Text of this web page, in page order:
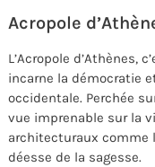
Acropole
L’Acropole d’Athènes,
incarne la démocratie
occidentale. Perchée
vue imprenable sur la
architecturaux comme
déesse de la sagesse.